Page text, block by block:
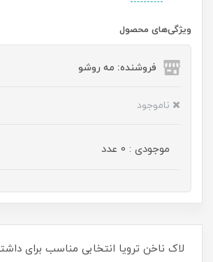
ویژگی‌های محصول
فروشنده: مه رو‌شو
ناموجود
موجودی : 0 عدد
لاک ناخن ترویا انتخابی مناسب برای